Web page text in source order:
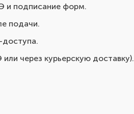
и подписание форм.
подачи.
доступа.
через курьерскую доставку).